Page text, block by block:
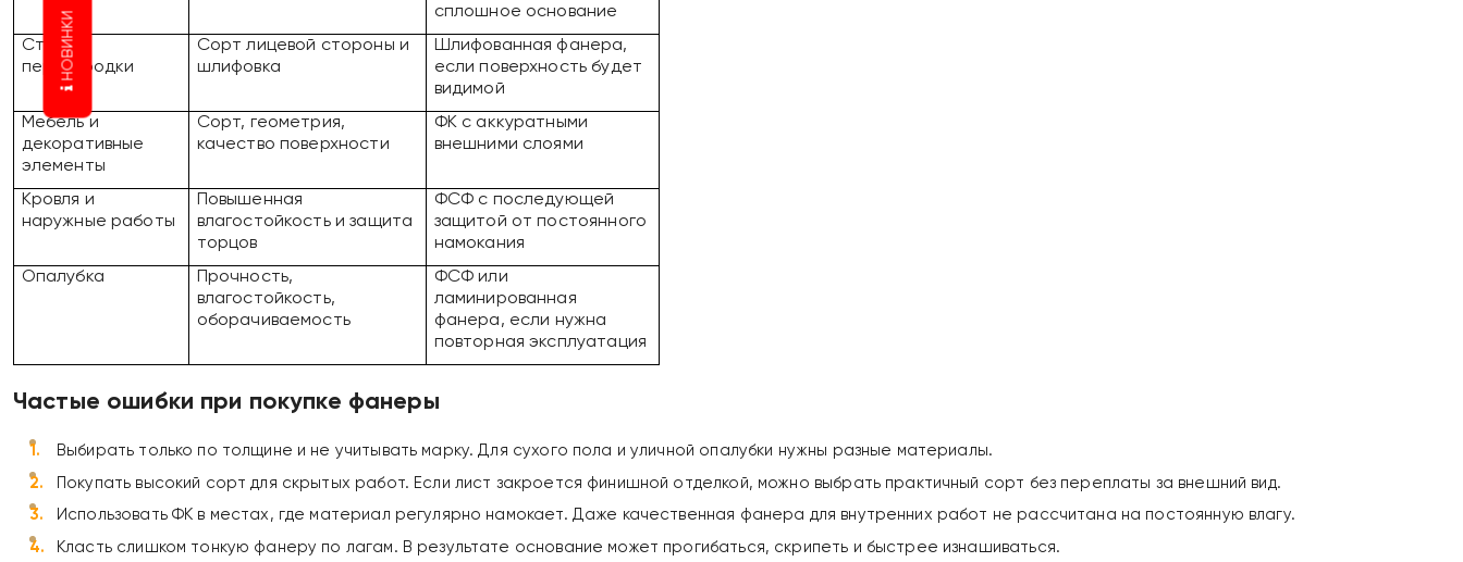
сплошное основание
Стены и
перегородки
Сорт лицевой стороны и
шлифовка
Шлифованная фанера,
если поверхность будет
видимой
Мебель и
декоративные
элементы
Сорт, геометрия,
качество поверхности
ФК с аккуратными
внешними слоями
Кровля и
наружные работы
Повышенная
влагостойкость и защита
торцов
ФСФ с последующей
защитой от постоянного
намокания
Опалубка
Прочность,
влагостойкость,
оборачиваемость
ФСФ или
ламинированная
фанера, если нужна
повторная эксплуатация
Частые ошибки при покупке фанеры
Выбирать только по толщине и не учитывать марку. Для сухого пола и уличной опалубки нужны разные материалы.
Покупать высокий сорт для скрытых работ. Если лист закроется финишной отделкой, можно выбрать практичный сорт без переплаты за внешний вид.
Использовать ФК в местах, где материал регулярно намокает. Даже качественная фанера для внутренних работ не рассчитана на постоянную влагу.
Класть слишком тонкую фанеру по лагам. В результате основание может прогибаться, скрипеть и быстрее изнашиваться.
НОВИНКИ